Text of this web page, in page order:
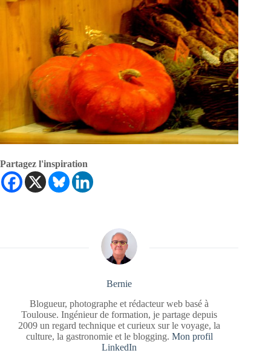
Partagez l'inspiration
Bernie
Blogueur, photographe et rédacteur web basé à
Toulouse. Ingénieur de formation, je partage depuis
2009 un regard technique et curieux sur le voyage, la
culture, la gastronomie et le blogging. Mon profil
LinkedIn